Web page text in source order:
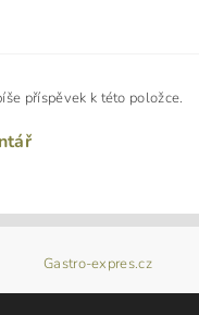
příspěvek k této položce.
Gastro-expres.cz